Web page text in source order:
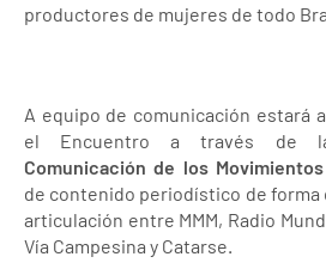
productores de mujeres de todo
A equipo de comunicación estará
el Encuentro a través de
Comunicación de los
de contenido periodístico de forma
articulación entre MMM, Radio
Vía Campesina y Catarse.